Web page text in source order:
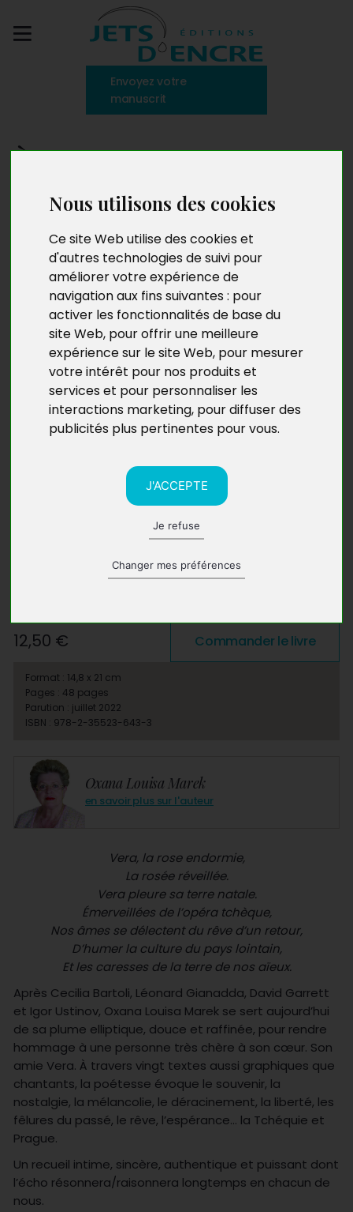
Nous utilisons des cookies
Ce site Web utilise des cookies et
d'autres technologies de suivi pour
améliorer votre expérience de
navigation aux fins suivantes : pour
activer les fonctionnalités de base du
site Web, pour offrir une meilleure
expérience sur le site Web, pour mesurer
votre intérêt pour nos produits et
services et pour personnaliser les
interactions marketing, pour diffuser des
publicités plus pertinentes pour vous.
J'ACCEPTE
Je refuse
Changer mes préférences
Envoyez votre
manuscrit
À mon amie Vera
Oxana Louisa Marek
en savoir plus sur l'auteur
Vera, la rose endormie,
La rosée réveillée.
Vera pleure sa terre natale.
Émerveillées de l’opéra tchèque,
Nos âmes se délectent du rêve d’un retour,
D’humer la culture du pays lointain,
Et les caresses de la terre de nos aïeux.
Après Cecilia Bartoli, Léonard Gianadda, David Garrett
et Igor Ustinov, Oxana Louisa Marek se sert aujourd’hui
de sa plume elliptique, douce et raffinée, pour rendre
hommage à une personne très chère à son cœur. Son
amie Vera. À travers vingt textes aussi graphiques que
chantants, la poétesse évoque le souvenir, la
nostalgie, la mélancolie, le déracinement, la liberté, les
fêlures du passé, le rêve, l’espérance… la Tchéquie et
Prague.
Un recueil intime, sincère, authentique et puissant dont
l’écho résonnera/raisonnera longtemps en chacun de
nous.
12,50 € Commander le livre
Format : 14,8 x 21 cm
Pages : 48 pages
Parution : juillet 2022
ISBN : 978-2-35523-643-3